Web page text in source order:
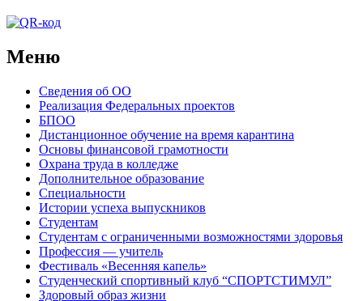
Меню
Сведения об ОО
Реализация Федеральных проектов
БПОО
Дистанционное обучение на время карантина
Основы финансовой грамотности
Охрана труда в колледже
Дополнительное образование
Специальности
Истории успеха выпускников
Студентам
Студентам с ограниченными возможностями здоровья
Профессия — учитель
Фестиваль «Весенняя капель»
Студенческий спортивный клуб “СПОРТСТИМУЛ”
Здоровый образ жизни